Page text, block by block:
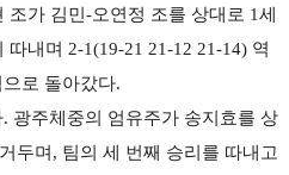
조가 김민-오연정 조를 상대로 1세
따내며 2-1(19-21 21-12 21-14) 역
로 돌아갔다.
. 광주체중의 엄유주가 송지효를 상
두며, 팀의 세 번째 승리를 따내고